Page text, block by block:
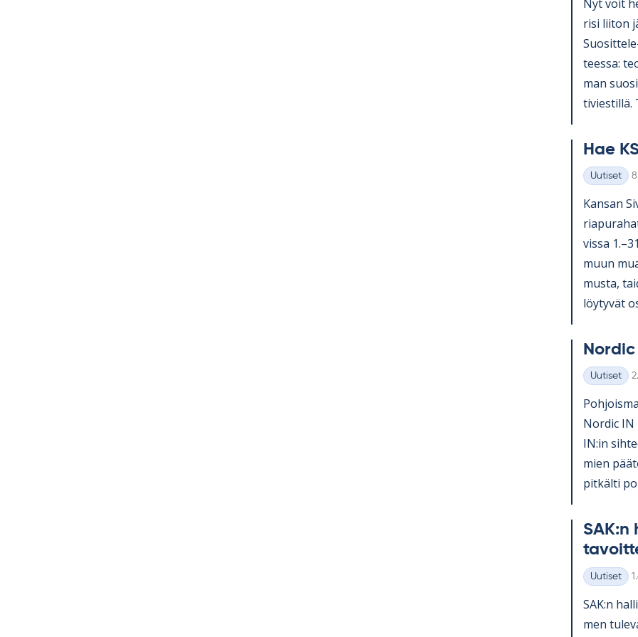
Nyt voit
risi lii­ton
teessa:
man
ti­vies­tillä.
Hae
Kategoriat
Uutiset
Kan­san
vissa
muun
musta,
löy­ty­vät
Kategoriat
Uutiset
Nor­dic IN
IN:in
mien
pit­kälti
SAK:n
Kategoriat
Uutiset
SAK:n
men